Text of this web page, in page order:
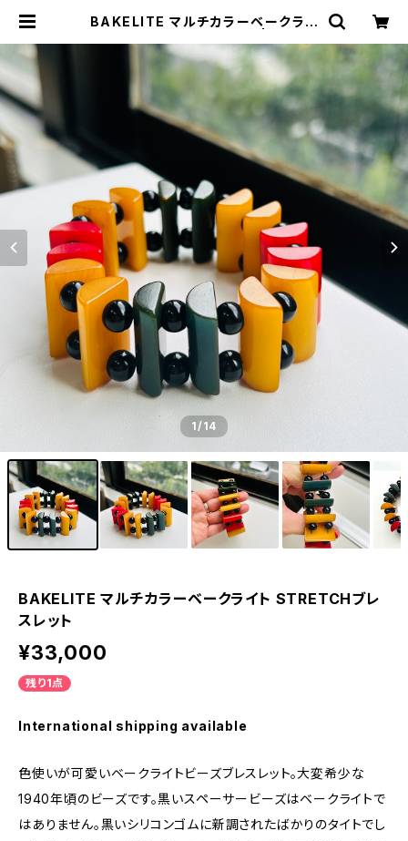
BAKELITE マルチカラーベークライ
ntiques & Vintage
1/14
BAKELITE マルチカラーベークライト STRETCHブレ
スレット
¥33,000
残り1点
International shipping available
色使いが可愛いベークライトビーズブレスレット。大変希少な
1940年頃のビーズです。黒いスペーサービーズはベークライトで
はありません。黒いシリコンゴムに新調されたばかりのタイトでし